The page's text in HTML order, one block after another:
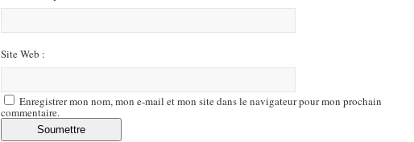
Site Web :
Enregistrer mon nom, mon e-mail et mon site dans le navigateur pour mon prochain
commentaire.